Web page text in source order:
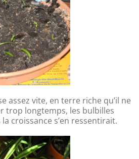
assez vite, en terre riche qu’il ne
trop longtemps, les bulbilles
croissance s’en ressentirait.